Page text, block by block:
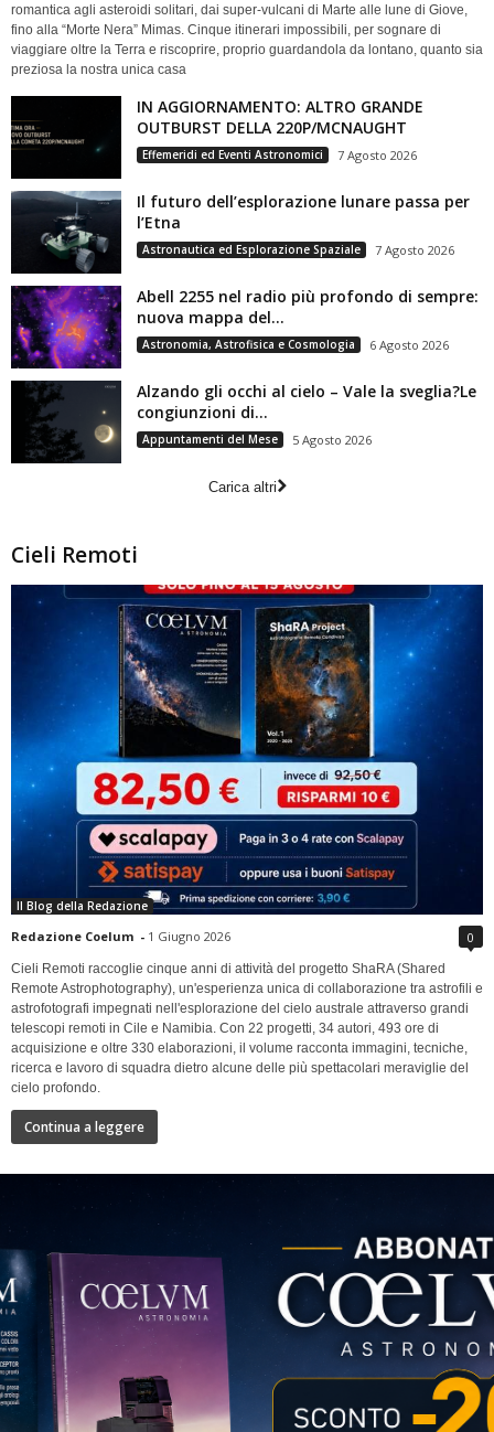
romantica agli asteroidi solitari, dai super-vulcani di Marte alle lune di Giove,
fino alla “Morte Nera” Mimas. Cinque itinerari impossibili, per sognare di
viaggiare oltre la Terra e riscoprire, proprio guardandola da lontano, quanto sia
preziosa la nostra unica casa
IN AGGIORNAMENTO: ALTRO GRANDE
OUTBURST DELLA 220P/MCNAUGHT
Effemeridi ed Eventi Astronomici 7 Agosto 2026
Il futuro dell’esplorazione lunare passa per
l’Etna
Astronautica ed Esplorazione Spaziale 7 Agosto 2026
Abell 2255 nel radio più profondo di sempre:
nuova mappa del...
Astronomia, Astrofisica e Cosmologia 6 Agosto 2026
Alzando gli occhi al cielo – Vale la sveglia?Le
congiunzioni di...
Appuntamenti del Mese 5 Agosto 2026
Carica altri
Cieli Remoti
Il Blog della Redazione
Redazione Coelum - 1 Giugno 2026 0
Cieli Remoti raccoglie cinque anni di attività del progetto ShaRA (Shared
Remote Astrophotography), un'esperienza unica di collaborazione tra astrofili e
astrofotografi impegnati nell'esplorazione del cielo australe attraverso grandi
telescopi remoti in Cile e Namibia. Con 22 progetti, 34 autori, 493 ore di
acquisizione e oltre 330 elaborazioni, il volume racconta immagini, tecniche,
ricerca e lavoro di squadra dietro alcune delle più spettacolari meraviglie del
cielo profondo.
Continua a leggere